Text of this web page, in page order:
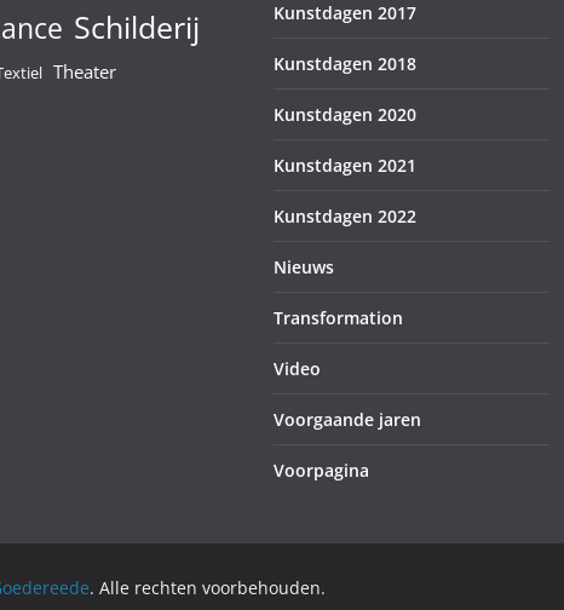
Schilderij
Theater
Kunstdagen 2017
Kunstdagen 2018
Kunstdagen 2020
Kunstdagen 2021
Kunstdagen 2022
Nieuws
Transformation
Video
Voorgaande jaren
Voorpagina
. Alle rechten voorbehouden.